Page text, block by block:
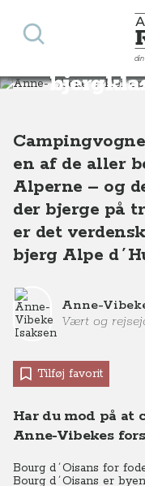
Søg
Anne-
Destinationer Europa
en af de aller
Alperne – og
der bjerge på
er det
bjerg Alpe
Anne-
Vært og
Tilføj favorit
Har du mod på at
Anne-Vibekes
Bourg d´Oisans for
Bourg d´Oisans er